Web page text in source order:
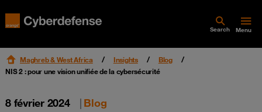
Search Menu
Maghreb & West Africa Insights
Blog
NIS 2 : pour une vision unifiée de la cybersécurité
8 février 2024 | Blog